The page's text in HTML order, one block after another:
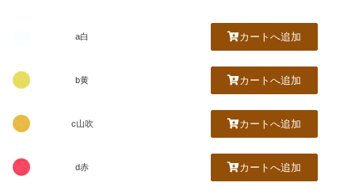
a白 カートへ追加
b黄 カートへ追加
c山吹 カートへ追加
d赤 カートへ追加